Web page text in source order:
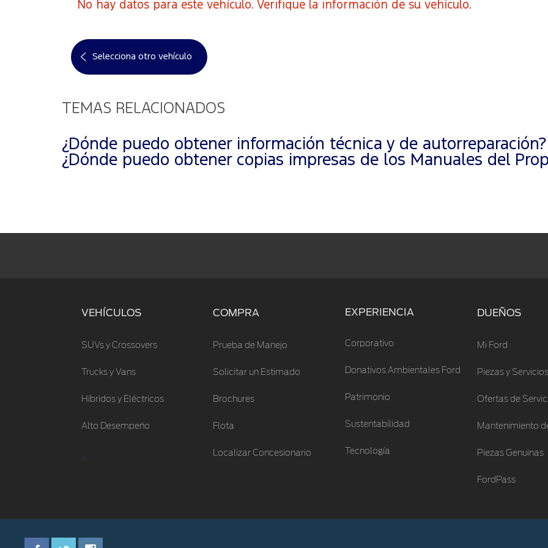
No hay datos para este vehículo. Verifique la información de su vehículo.
Selecciona otro vehículo
TEMAS RELACIONADOS
¿Dónde puedo obtener información técnica y de autorreparación?
¿Dónde puedo obtener copias impresas de los Manuales del
VEHÍCULOS
SUVs y Crossovers
Trucks y Vans
Híbridos y Eléctricos
Alto Desempeño
"
COMPRA
Prueba de Manejo
Solicitar un Estimado
Brochures
Flota
Localizar Concesionario
EXPERIENCIA
Corporativo
Donativos Ambientales Ford
Patrimonio
Sustentabilidad
Tecnología
DUEÑOS
Mi Ford
Piezas y Servicios
Ofertas de
Mantenimiento
Piezas Genuinas
FordPass